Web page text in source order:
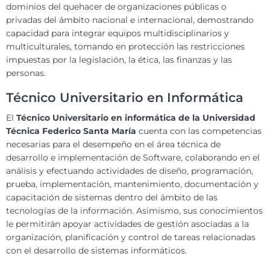
dominios del quehacer de organizaciones públicas o
privadas del ámbito nacional e internacional, demostrando
capacidad para integrar equipos multidisciplinarios y
multiculturales, tomando en protección las restricciones
impuestas por la legislación, la ética, las finanzas y las
personas.
Técnico Universitario en Informática
El Técnico Universitario en informática de la Universidad
Técnica Federico Santa María cuenta con las competencias
necesarias para el desempeño en el área técnica de
desarrollo e implementación de Software, colaborando en el
análisis y efectuando actividades de diseño, programación,
prueba, implementación, mantenimiento, documentación y
capacitación de sistemas dentro del ámbito de las
tecnologías de la información. Asimismo, sus conocimientos
le permitirán apoyar actividades de gestión asociadas a la
organización, planificación y control de tareas relacionadas
con el desarrollo de sistemas informáticos.